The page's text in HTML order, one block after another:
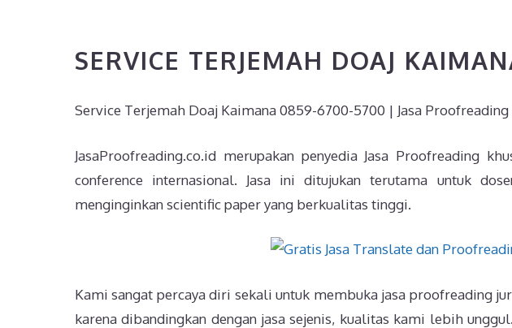
SERVICE TERJEMAH DOAJ
Service Terjemah Doaj Kaimana 0859-6700-5700 | Jasa Proofreading
JasaProofreading.co.id merupakan penyedia Jasa Proofreading
conference internasional. Jasa ini ditujukan terutama untuk
menginginkan scientific paper yang berkualitas tinggi.
Kami sangat percaya diri sekali untuk membuka jasa proofreading
karena dibandingkan dengan jasa sejenis, kualitas kami lebih